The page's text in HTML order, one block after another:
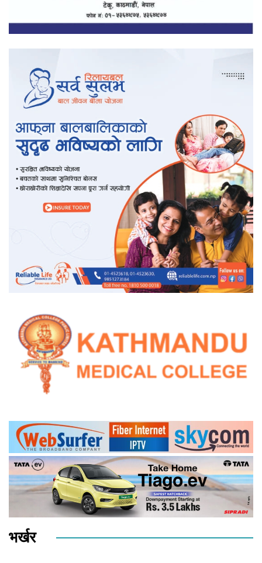
भर्खर